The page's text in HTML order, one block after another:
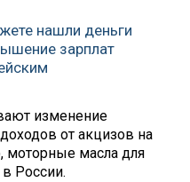
нашли деньги
зарплат
изменение
от акцизов на
моторные масла для
России.